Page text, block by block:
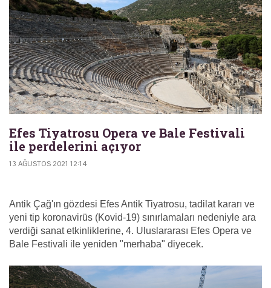
Efes Tiyatrosu Opera ve Bale Festivali
ile perdelerini açıyor
13 AĞUSTOS 2021 12:14
Antik Çağ'ın gözdesi Efes Antik Tiyatrosu, tadilat kararı ve
yeni tip koronavirüs (Kovid-19) sınırlamaları nedeniyle ara
verdiği sanat etkinliklerine, 4. Uluslararası Efes Opera ve
Bale Festivali ile yeniden "merhaba" diyecek.